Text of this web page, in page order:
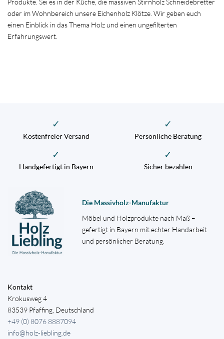
oder im Wohnbereich unsere Eichenholz Klötze. Wir geben euch
einen Einblick in das Thema Holz und einen ungefilterten
Erfahrungswert.
✓
Kostenfreier Versand
✓
Persönliche Beratung
✓
Handgefertigt in Bayern
✓
Sicher bezahlen
Die Massivholz-Manufaktur
Möbel und Holzprodukte nach Maß –
gefertigt in Bayern mit echter Handarbeit
und persönlicher Beratung.
Kontakt
Krokusweg 4
83539 Pfaffing, Deutschland
+49 (0) 8076 8887094
info@holz-liebling.de